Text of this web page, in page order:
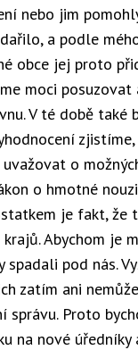
nebo jim
a podle
obce jej proto
moci
V té době také
uvažovat o
o hmotné
je fakt, že
krajů. Abychom je
spadali pod nás.
zatím ani
správu. Proto
na nové